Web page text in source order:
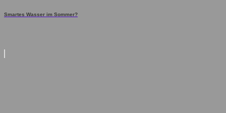
Smartes Wasser im Sommer?